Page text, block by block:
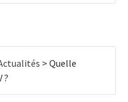
> Quelle
?